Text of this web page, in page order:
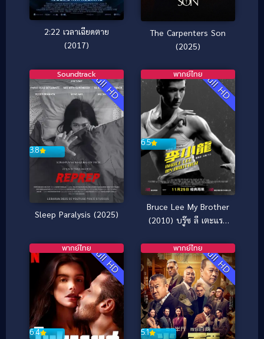
2:22 เวลาเฉียดตาย
(2017)
The Carpenters Son
(2025)
Full HD
3.8
Soundtrack
Sleep Paralysis (2025)
Full HD
6.5
พากย์ไทย
Bruce Lee My Brother
(2010) บรู๊ซ ลี เตะแรก
Full HD
6.4
พากย์ไทย Full HD
5.1
พากย์ไทย